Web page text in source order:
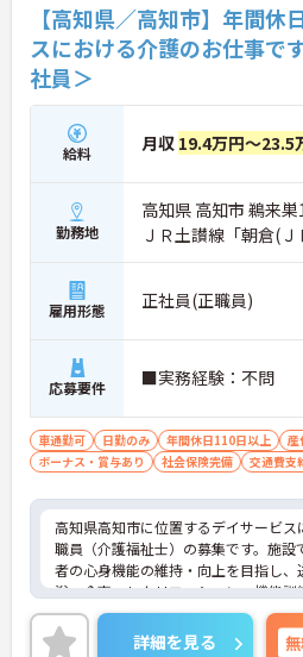
【高知県／高知市】年間
スにおける介護のお仕事で
社員＞
給料 月収 19.4万円～23.5
勤務地
高知県 高知市 鵜来
ＪＲ土讃線「朝倉(
雇用形態 正社員(正職員)
応募要件 ■実務経験：不問
車通勤可 日勤のみ 年間休日110日以上
産
ボーナス・賞与あり
社会保険完備 交通費支
高知県高知市に位置するデイサービス
職員（介護福祉士）の募集です。施設
者の心身機能の維持・向上を目指し、
浴・食事・レクリエーション・機能訓
されています。
年間休日は110日もあります。プライ
詳細を見る